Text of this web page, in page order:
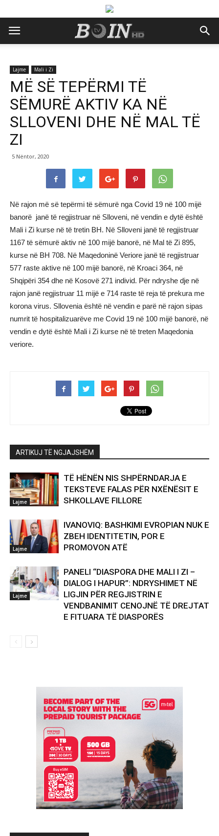
Lajme Mali i Zi
MË SË TEPËRMI TË
SËMURË AKTIV KA NË
SLLOVENI DHE NË MAL TË
ZI
5 Nëntor, 2020
Në rajon më së tepërmi të sëmurë nga Covid 19 në 100 mijë
banorë janë të regjistruar në Slloveni, në vendin e dytë është
Mali i Zi kurse në të tretin BH. Në Slloveni janë të regjistruar
1167 të sëmurë aktiv në 100 mijë banorë, në Mal të Zi 895,
kurse në BH 708. Në Maqedoninë Veriore janë të regjistruar
577 raste aktive në 100 mijë banorë, në Kroaci 364, në
Shqipëri 354 dhe në Kosovë 271 individ. Për ndryshe dje në
rajon janë regjistruar 11 mijë e 714 raste të reja të prekura me
korona virus. Sllovenia është në vendin e parë në rajon sipas
numrit të hospitalizuarëve me Covid 19 në 100 mijë banorë, në
vendin e dytë është Mali i Zi kurse në të treten Maqedonia
veriore.
ARTIKUJ TË NGJAJSHËM
Lajme
TË HËNËN NIS SHPËRNDARJA E
TEKSTEVE FALAS PËR NXËNËSIT E
SHKOLLAVE FILLORE
Lajme
IVANOVIQ: BASHKIMI EVROPIAN NUK E
ZBEH IDENTITETIN, POR E
PROMOVON ATË
Lajme
PANELI “DIASPORA DHE MALI I ZI –
DIALOG I HAPUR”: NDRYSHIMET NË
LIGJIN PËR REGJISTRIN E
VENDBANIMIT CENOJNË TË DREJTAT
E FITUARA TË DIASPORËS